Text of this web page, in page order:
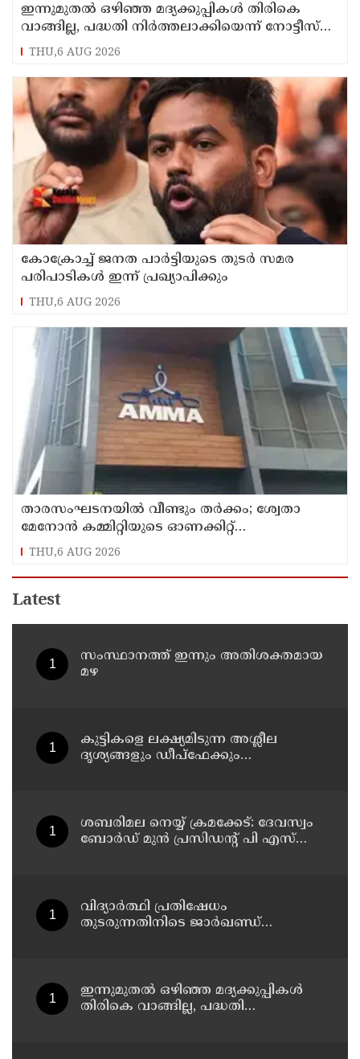
ഇന്നുമുതല്‍ ഒഴിഞ്ഞ മദ്യക്കുപ്പികള്‍ തിരികെ
വാങ്ങില്ല, പദ്ധതി നിര്‍ത്തലാക്കിയെന്ന് നോട്ടീസ്
പ്രദര്‍ശിപ്പിക്കും
THU,6 AUG 2026
കോക്രോച്ച് ജനത പാര്‍ട്ടിയുടെ തുടര്‍ സമര
പരിപാടികള്‍ ഇന്ന് പ്രഖ്യാപിക്കും
THU,6 AUG 2026
താരസംഘടനയില്‍ വീണ്ടും തര്‍ക്കം; ശ്വേതാ
മേനോന്‍ കമ്മിറ്റിയുടെ ഓണക്കിറ്റ്
വിതരണത്തിനെതിരെ ഒരുവിഭാഗം താരങ്ങള്‍
THU,6 AUG 2026
Latest
സംസ്ഥാനത്ത് ഇന്നും അതിശക്തമായ
മഴ
കുട്ടികളെ ലക്ഷ്യമിടുന്ന അശ്ലീല
ദൃശ്യങ്ങളും ഡീപ്ഫേക്കും
ശബരിമല നെയ്യ് ക്രമക്കേട്: ദേവസ്വം
ബോര്‍ഡ് മുന്‍ പ്രസിഡന്റ് പി എസ്
വിദ്യാര്‍ത്ഥി പ്രതിഷേധം
തുടരുന്നതിനിടെ ജാര്‍ഖണ്ഡ്
ഇന്നുമുതല്‍ ഒഴിഞ്ഞ മദ്യക്കുപ്പികള്‍
തിരികെ വാങ്ങില്ല, പദ്ധതി